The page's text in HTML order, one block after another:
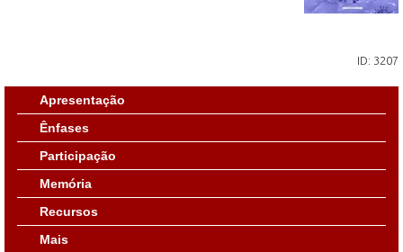
ID: 3207
Apresentação
Ênfases
Participação
Memória
Recursos
Mais